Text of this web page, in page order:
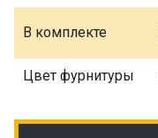
В комплекте
Цвет фурнитуры